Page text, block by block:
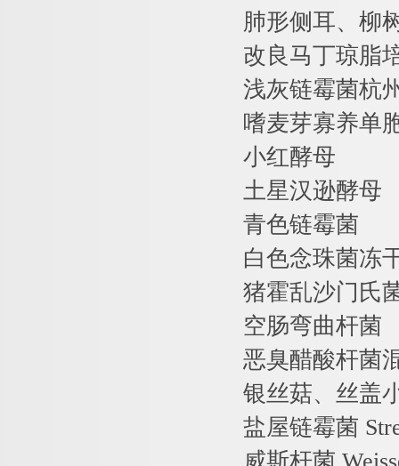
肺形侧耳、柳
改良马丁琼脂
浅灰链霉菌杭
嗜麦芽寡养单
小红酵母
土星汉逊酵母
青色链霉菌
白色念珠菌冻
猪霍乱沙门氏
空肠弯曲杆菌
恶臭醋酸杆菌
银丝菇、丝盖
盐屋链霉菌